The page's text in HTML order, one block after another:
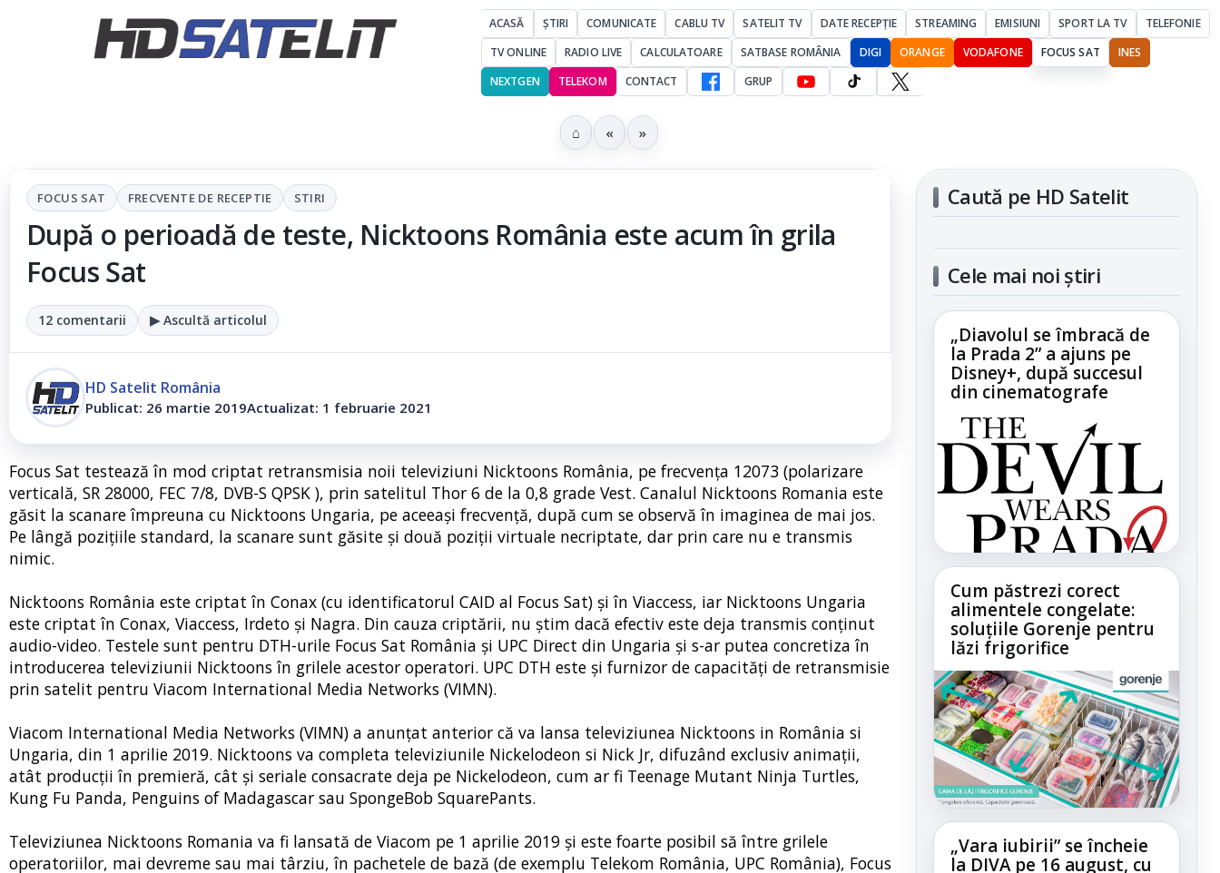
ACASĂ ȘTIRI COMUNICATE CABLU TV SATELIT TV DATE RECEPȚIE STREAMING EMISIUNI SPORT LA TV
TELEFONIE
TV ONLINE
RADIO LIVE CALCULATOARE SATBASE ROMÂNIA DIGI ORANGE VODAFONE FOCUS SAT
INES
NEXTGEN
TELEKOM CONTACT GRUP
⌂ « »
FOCUS SAT FRECVENTE DE RECEPTIE STIRI
După o perioadă de teste, Nicktoons România este acum în grila
Focus Sat
12 comentarii ▶ Ascultă articolul
HD Satelit România
Publicat: 26 martie 2019Actualizat: 1 februarie 2021
Focus Sat testează în mod criptat retransmisia noii televiziuni Nicktoons România, pe frecvența 12073 (polarizare
verticală, SR 28000, FEC 7/8, DVB-S QPSK ), prin satelitul Thor 6 de la 0,8 grade Vest. Canalul Nicktoons Romania este
găsit la scanare împreuna cu Nicktoons Ungaria, pe aceeași frecvență, după cum se observă în imaginea de mai jos.
Pe lângă pozițiile standard, la scanare sunt găsite și două poziții virtuale necriptate, dar prin care nu e transmis
nimic.
Nicktoons România este criptat în Conax (cu identificatorul CAID al Focus Sat) și în Viaccess, iar Nicktoons Ungaria
este criptat în Conax, Viaccess, Irdeto și Nagra. Din cauza criptării, nu știm dacă efectiv este deja transmis conținut
audio-video. Testele sunt pentru DTH-urile Focus Sat România și UPC Direct din Ungaria și s-ar putea concretiza în
introducerea televiziunii Nicktoons în grilele acestor operatori. UPC DTH este și furnizor de capacități de retransmisie
prin satelit pentru Viacom International Media Networks (VIMN).
Viacom International Media Networks (VIMN) a anunțat anterior că va lansa televiziunea Nicktoons in România si
Ungaria, din 1 aprilie 2019. Nicktoons va completa televiziunile Nickelodeon si Nick Jr, difuzând exclusiv animații,
atât producții în premieră, cât și seriale consacrate deja pe Nickelodeon, cum ar fi Teenage Mutant Ninja Turtles,
Kung Fu Panda, Penguins of Madagascar sau SpongeBob SquarePants.
Televiziunea Nicktoons Romania va fi lansată de Viacom pe 1 aprilie 2019 și este foarte posibil să între grilele
operatoriilor, mai devreme sau mai târziu, în pachetele de bază (de exemplu Telekom România, UPC România), Focus
Caută pe HD Satelit
Cele mai noi știri
„Diavolul se îmbracă de
la Prada 2” a ajuns pe
Disney+, după succesul
din cinematografe
Cum păstrezi corect
alimentele congelate:
soluțiile Gorenje pentru
lăzi frigorifice
„Vara iubirii” se încheie
la DIVA pe 16 august, cu